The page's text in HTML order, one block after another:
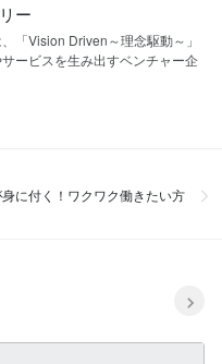
ー
「Vision Driven～理念駆動～」
ービスを生み出すベンチャー企
に付く！ワクワク働きたい方